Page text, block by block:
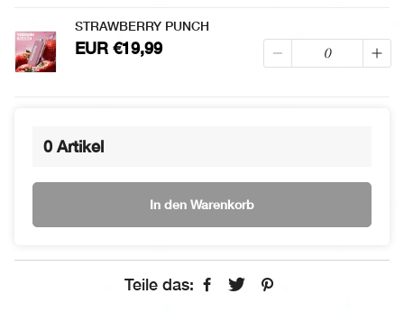
STRAWBERRY PUNCH
EUR €19,99
0 Artikel
In den Warenkorb
Teile das: